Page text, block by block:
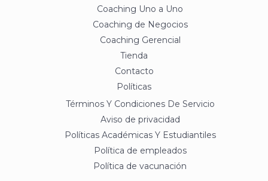
Coaching Uno a Uno
Coaching de Negocios
Coaching Gerencial
Tienda
Contacto
Políticas
Términos Y Condiciones De Servicio
Aviso de privacidad
Políticas Académicas Y Estudiantiles
Política de empleados
Política de vacunación